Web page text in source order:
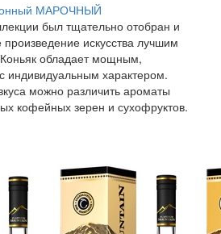
МАРОЧНЫЙ
был тщательно отобран и
произведение искусства лучшим
обладает мощным,
индивидуальным характером.
можно различить ароматы
кофейных зерен и сухофруктов.